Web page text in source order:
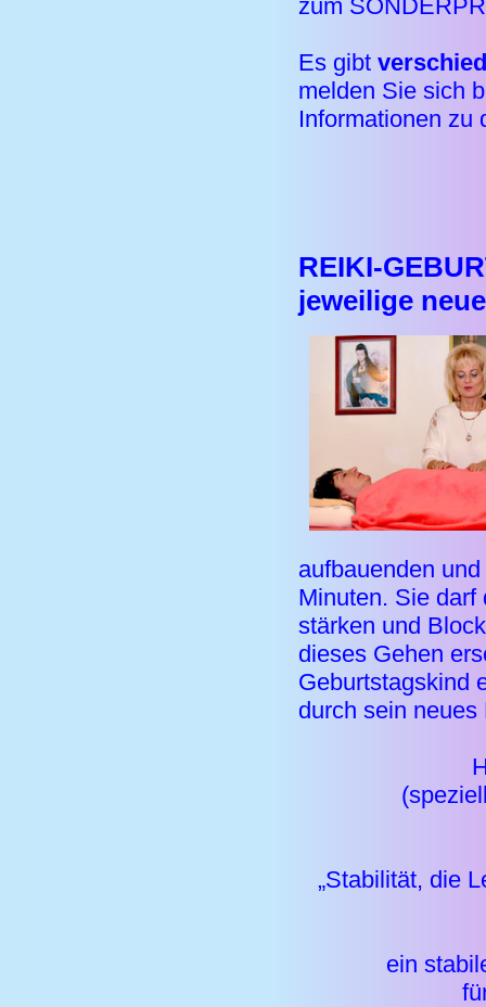
zum
Es gibt
melden Sie sich
Informationen zu
REIKI-
jeweilige
aufbauenden
Minuten. Sie darf
stärken und
dieses Gehen
Geburtstagskind
durch sein
„Stabilität, die
ein